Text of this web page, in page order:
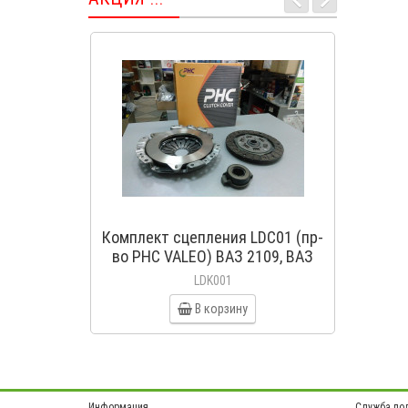
Комплект сцепления LDC01 (пр-
во PHC VALEO) ВАЗ 2109, ВАЗ
2114, ВАЗ 2113, ВАЗ 2115, ВАЗ
2108
LDK001
В корзину